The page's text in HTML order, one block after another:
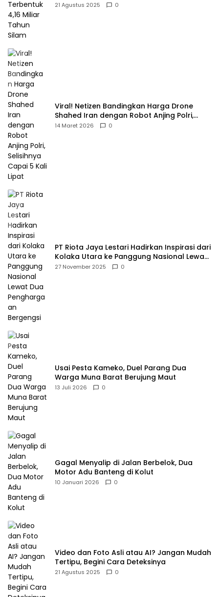
21 Agustus 2025 0
Viral! Netizen Bandingkan Harga Drone
Shahed Iran dengan Robot Anjing Polri,
Selisihnya Capai 5 Kali Lipat
14 Maret 2026 0
PT Riota Jaya Lestari Hadirkan Inspirasi dari
Kolaka Utara ke Panggung Nasional Lewat
Dua Penghargaan Bergengsi
27 November 2025 0
Usai Pesta Kameko, Duel Parang Dua
Warga Muna Barat Berujung Maut
13 Juli 2026 0
Gagal Menyalip di Jalan Berbelok, Dua
Motor Adu Banteng di Kolut
10 Januari 2026 0
Video dan Foto Asli atau AI? Jangan Mudah
Tertipu, Begini Cara Deteksinya
21 Agustus 2025 0